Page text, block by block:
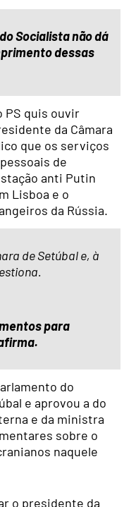
Socialista não dá
dessas
PS quis ouvir
da Câmara
que os serviços
de
anti Putin
Lisboa e o
da Rússia.
de Setúbal e, à
para
do
e aprovou a do
e da ministra
sobre o
naquele
o presidente da